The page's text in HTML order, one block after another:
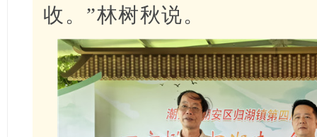
收。”林树秋说。